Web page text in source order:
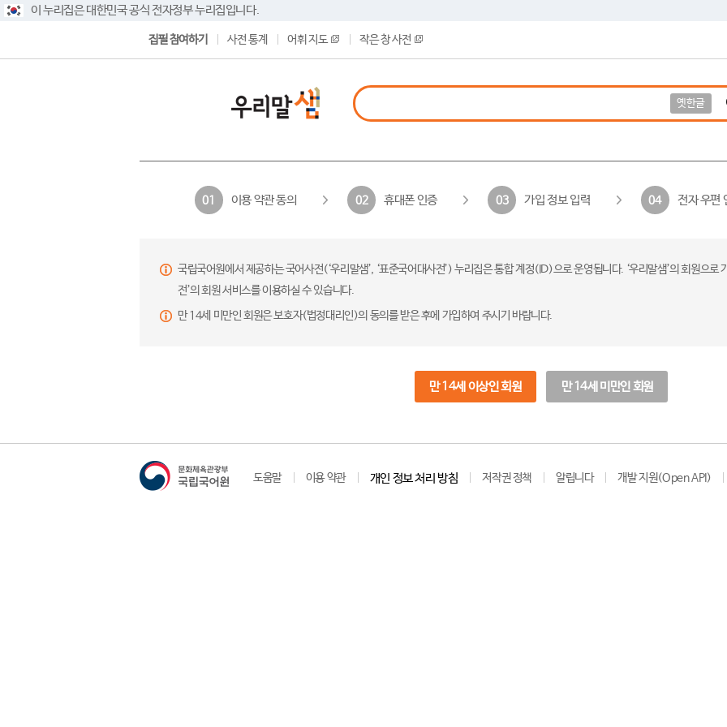
이 누리집은 대한민국 공식 전자정부 누리집입니다.
집필 참여하기 사전 통계 어휘 지도 작은 창 사전
옛한글
01 이용 약관 동의 02 휴대폰 인증 03 가입 정보 입력 04 전자 우편
국립국어원에서 제공하는 국어사전(‘우리말샘’, ‘표준국어대사전’) 누리집은 통합 계정(ID)으로 운영됩니다. ‘우리말샘’의 회원으
전’의 회원 서비스를 이용하실 수 있습니다.
만 14세 미만인 회원은 보호자(법정대리인)의 동의를 받은 후에 가입하여 주시기 바랍니다.
만 14세 이상인 회원 만 14세 미만인 회원
도움말 이용 약관 개인 정보 처리 방침 저작권 정책 알립니다 개발 지원(Open API)